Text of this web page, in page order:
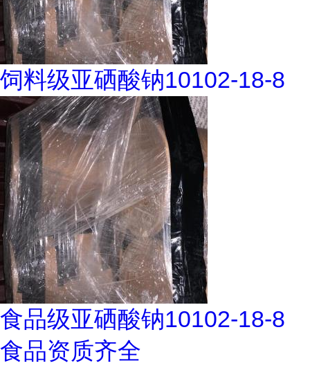
饲料级亚硒酸钠10102-18-8
食品级亚硒酸钠10102-18-8
食品资质齐全